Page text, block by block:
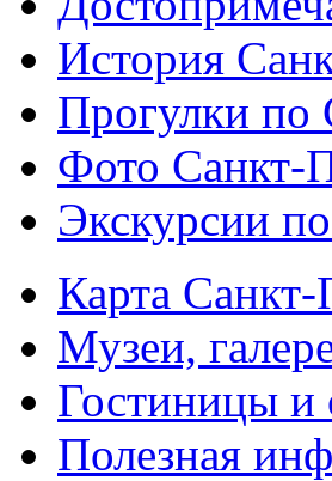
История
Прогулки по
Фото Санкт-
Экскурсии
Карта Санкт-
Музеи,
Гостиницы и
Полезная